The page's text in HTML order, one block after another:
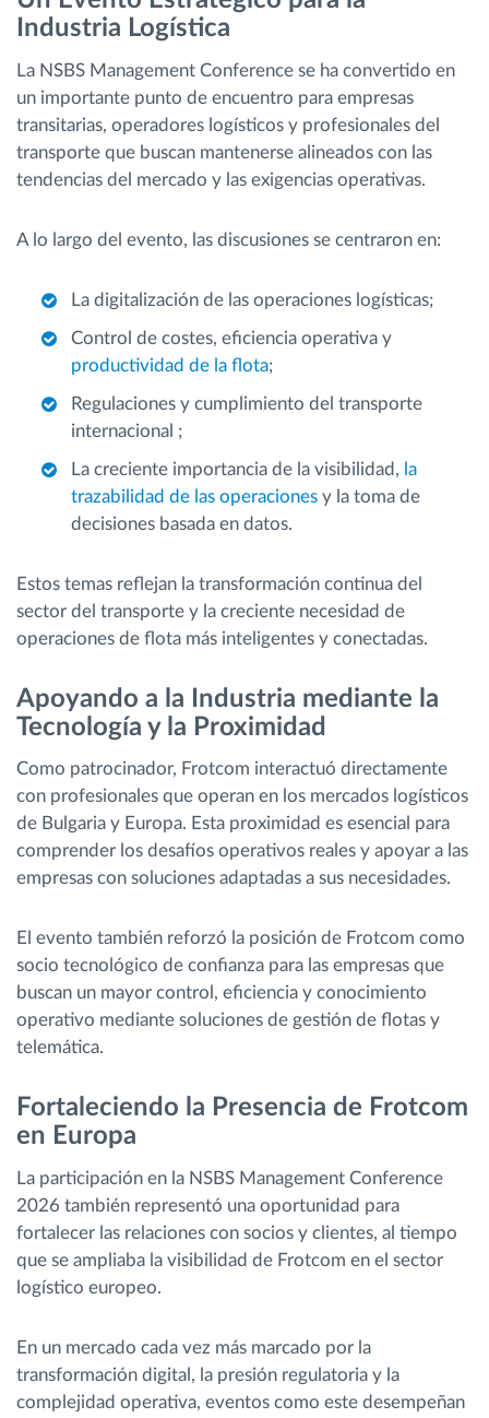
Industria Logística
La NSBS Management Conference se ha convertido en
un importante punto de encuentro para empresas
transitarias, operadores logísticos y profesionales del
transporte que buscan mantenerse alineados con las
tendencias del mercado y las exigencias operativas.
A lo largo del evento, las discusiones se centraron en:
La digitalización de las operaciones logísticas;
Control de costes, eficiencia operativa y
productividad de la flota;
Regulaciones y cumplimiento del transporte
internacional ;
La creciente importancia de la visibilidad, la
trazabilidad de las operaciones y la toma de
decisiones basada en datos.
Estos temas reflejan la transformación continua del
sector del transporte y la creciente necesidad de
operaciones de flota más inteligentes y conectadas.
Apoyando a la Industria mediante la
Tecnología y la Proximidad
Como patrocinador, Frotcom interactuó directamente
con profesionales que operan en los mercados logísticos
de Bulgaria y Europa. Esta proximidad es esencial para
comprender los desafíos operativos reales y apoyar a las
empresas con soluciones adaptadas a sus necesidades.
El evento también reforzó la posición de Frotcom como
socio tecnológico de confianza para las empresas que
buscan un mayor control, eficiencia y conocimiento
operativo mediante soluciones de gestión de flotas y
telemática.
Fortaleciendo la Presencia de Frotcom
en Europa
La participación en la NSBS Management Conference
2026 también representó una oportunidad para
fortalecer las relaciones con socios y clientes, al tiempo
que se ampliaba la visibilidad de Frotcom en el sector
logístico europeo.
En un mercado cada vez más marcado por la
transformación digital, la presión regulatoria y la
complejidad operativa, eventos como este desempeñan